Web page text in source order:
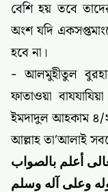
বেশি হয় তবে
অংশ যদি
হবে না।
- আলমুহীতুল
ফাতাওয়া
ইমদাদুল আহকাম ৪/
আল্লাহ তা‘আলাই
أعلم بالصواب
وعلى آله وسلم